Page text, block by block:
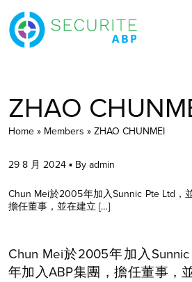
ZHAO
Home» Members » ZHAO CHUNMEI
29 8 月 2024 ▪ By admin
Chun Mei於2005年加入Sunnic Pte Ltd，
擔任董事，並在建立 […]
Chun Mei於2005年加入
年加入ABP集團，擔任董事，